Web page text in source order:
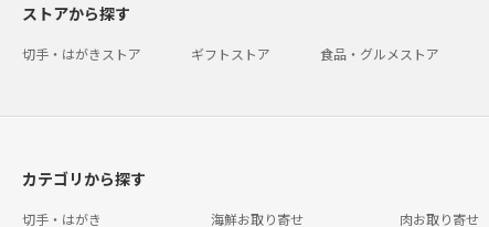
ストアから探す
切手・はがきストア ギフトストア 食品・グルメストア
カテゴリから探す
切手・はがき 海鮮お取り寄せ 肉お取り寄せ